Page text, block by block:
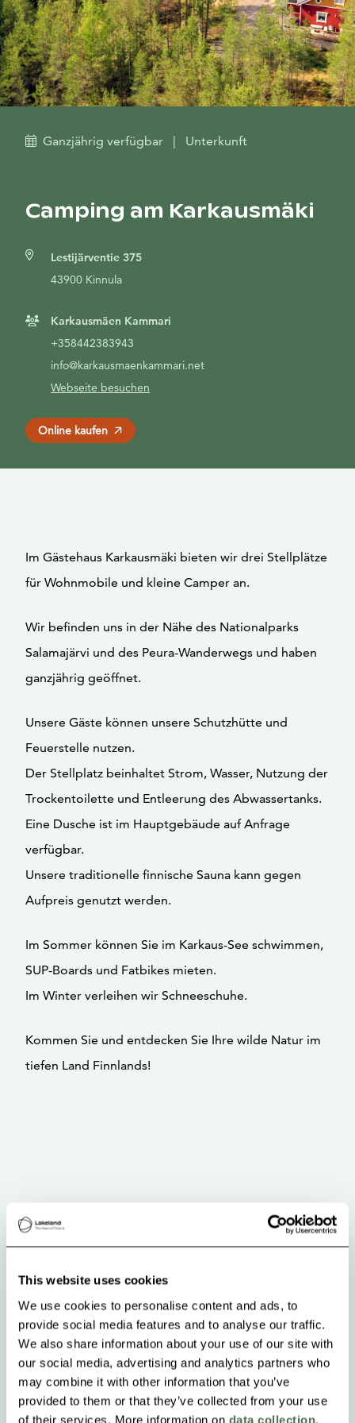
This website uses cookies
We use cookies to personalise content and ads, to
provide social media features and to analyse our traffic.
We also share information about your use of our site with
our social media, advertising and analytics partners who
may combine it with other information that you’ve
provided to them or that they’ve collected from your use
of their services. More information on data collection.
Ganzjährig verfügbar | Unterkunft
Camping am Karkausmäki
Lestijärventie 375
43900 Kinnula
Karkausmäen Kammari
+358442383943
info@karkausmaenkammari.net
Webseite besuchen
Online kaufen
Im Gästehaus Karkausmäki bieten wir drei Stellplätze
für Wohnmobile und kleine Camper an.
Wir befinden uns in der Nähe des Nationalparks
Salamajärvi und des Peura-Wanderwegs und haben
ganzjährig geöffnet.
Unsere Gäste können unsere Schutzhütte und
Feuerstelle nutzen.
Der Stellplatz beinhaltet Strom, Wasser, Nutzung der
Trockentoilette und Entleerung des Abwassertanks.
Eine Dusche ist im Hauptgebäude auf Anfrage
verfügbar.
Unsere traditionelle finnische Sauna kann gegen
Aufpreis genutzt werden.
Im Sommer können Sie im Karkaus-See schwimmen,
SUP-Boards und Fatbikes mieten.
Im Winter verleihen wir Schneeschuhe.
Kommen Sie und entdecken Sie Ihre wilde Natur im
tiefen Land Finnlands!